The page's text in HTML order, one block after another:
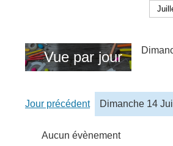
Vue par jour
Jour précédent Dimanche 14
Aucun évènement